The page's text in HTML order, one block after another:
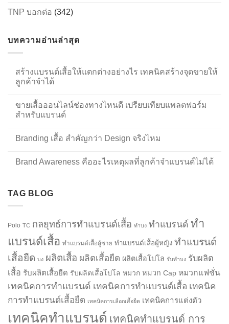
TNP บอกต่อ (342)
บทความอ่านล่าสุด
สร้างแบรนด์เสื้อให้แตกต่างอย่างไร เทคนิคสร้างจุดขายให้
ลูกค้าจำได้
ขายเสื้อออนไลน์ช่องทางไหนดี เปรียบเทียบแพลตฟอร์ม
สำหรับแบรนด์
Branding เสื้อ สำคัญกว่า Design จริงไหม
Brand Awareness คืออะไรเหตุผลที่ลูกค้าจำแบรนด์ไม่ได้
TAG BLOG
Polo TC กลยุทธ์การทำแบรนด์เสื้อ ทำบง ทำแบรนด์ ทำ
แบรนด์เสื้อ ทำแบรนด์เสื้อผู้ชาย ทำแบรนด์เสื้อผู้หญิง ทำแบรนด์
เสื้อยืด บง ผลิตเสื้อ ผลิตเสื้อยืด ผลิตเสื้อโปโล รับทำบง รับผลิต
เสื้อ รับผลิตเสื้อยืด รับผลิตเสื้อโปโล หมวก หมวก Cap หมวกแฟชั่น
เทคนิคการทำแบรนด์ เทคนิคการทำแบรนด์เสื้อ เทคนิค
การทำแบรนด์เสื้อยืด เทคนิคการเลือกเสื้อยืด เทคนิคการแต่งตัว
เทคนิคทำแบรนด์ เทคนิคทำแบรนด์ การ